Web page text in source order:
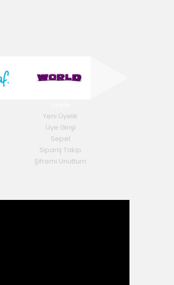
Yeni Üyelik
Üye Girişi
Sepet
Sipariş Takip
Şifremi Unuttum